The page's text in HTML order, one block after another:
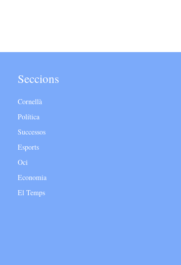
Seccions
Cornellà
Política
Successos
Esports
Oci
Economia
El Temps